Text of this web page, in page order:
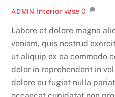
ADMIN Interior vase 0
Labore et dolore magna
veniam, quis nostrud
ut aliquip ex ea commodo
dolor in reprehenderit in
dolore eu fugiat nulla